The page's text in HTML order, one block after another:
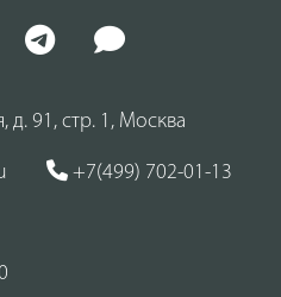
91, стр. 1, Москва
+7(499) 702-01-13